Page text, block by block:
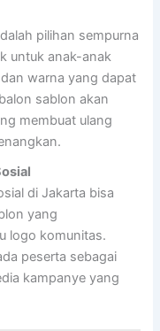
pilihan sempurna
untuk anak-anak
warna yang dapat
sablon akan
membuat ulang
di Jakarta bisa
yang
logo komunitas.
peserta sebagai
kampanye yang